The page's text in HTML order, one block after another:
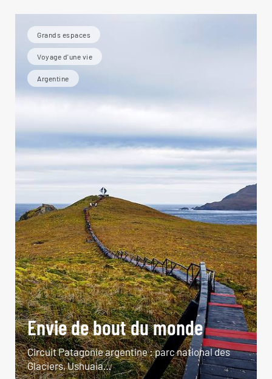
Grands espaces
Voyage d'une vie
Argentine
Envie de bout du monde
Circuit Patagonie argentine : parc national des
Glaciers, Ushuaia…